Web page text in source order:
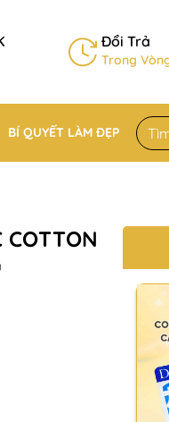
Đổi Trả
Trong
BÍ QUYẾT LÀM ĐẸP
COTTON